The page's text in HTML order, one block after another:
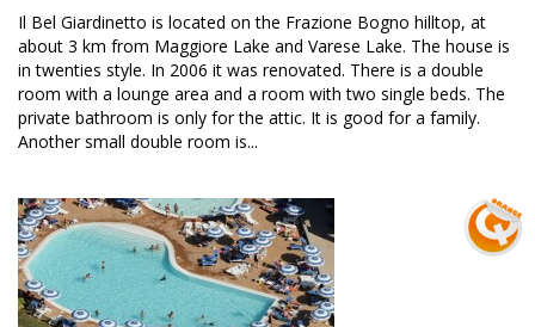
gratis @en
@en
impatto ambientale @en
farm @en
@en
@en
@en
Il Bel Giardinetto is located on the Frazione Bogno hilltop, at
about 3 km from Maggiore Lake and Varese Lake. The house is
in twenties style. In 2006 it was renovated. There is a double
room with a lounge area and a room with two single beds. The
private bathroom is only for the attic. It is good for a family.
Another small double room is...